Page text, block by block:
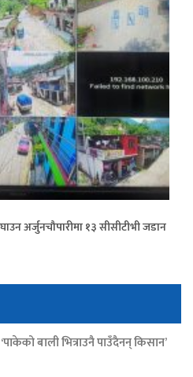
अर्जुनचौपारीमा १३ सीसीटीभी जडान
बाली भित्राउनै पाउँदैनन् किसान’